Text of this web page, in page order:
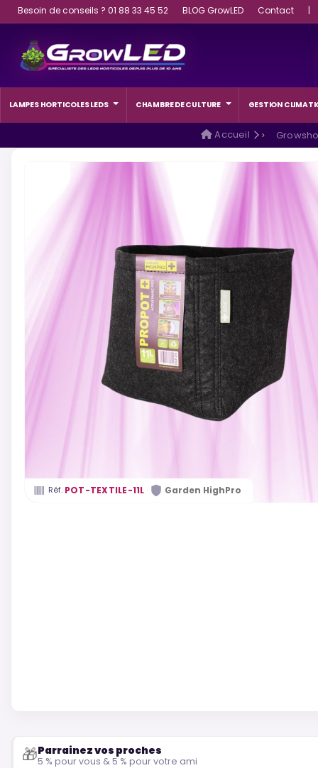
Besoin de conseils ? 01 88 33 45 52 BLOG GrowLED Contact |
LAMPES HORTICOLES LEDS CHAMBRE DE CULTURE GESTION
Accueil
Réf. POT-TEXTILE-11L · Garden HighPro
🎁Parrainez vos proches
5 % pour vous & 5 % pour votre ami